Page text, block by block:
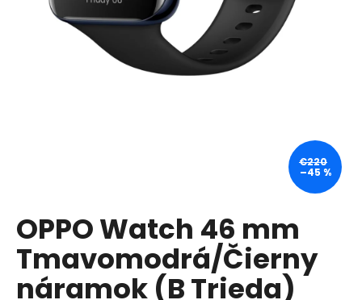
OPPO Watch 46 mm
Tmavomodrá/Čierny
náramok (B Trieda)
€220
–45 %
O
d
p